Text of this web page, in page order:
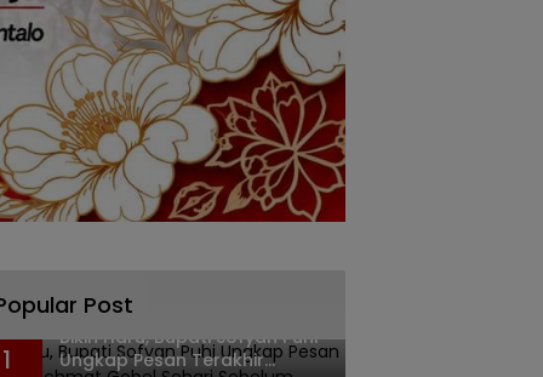
Post
1
Bikin Haru, Bupati Sofyan Puhi
Ungkap Pesan Terakhir